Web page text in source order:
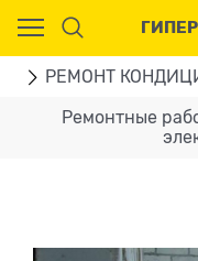
РЕМОНТ
Ремонтные
Ваш город - Москва,
угадали?
ДА НЕТ